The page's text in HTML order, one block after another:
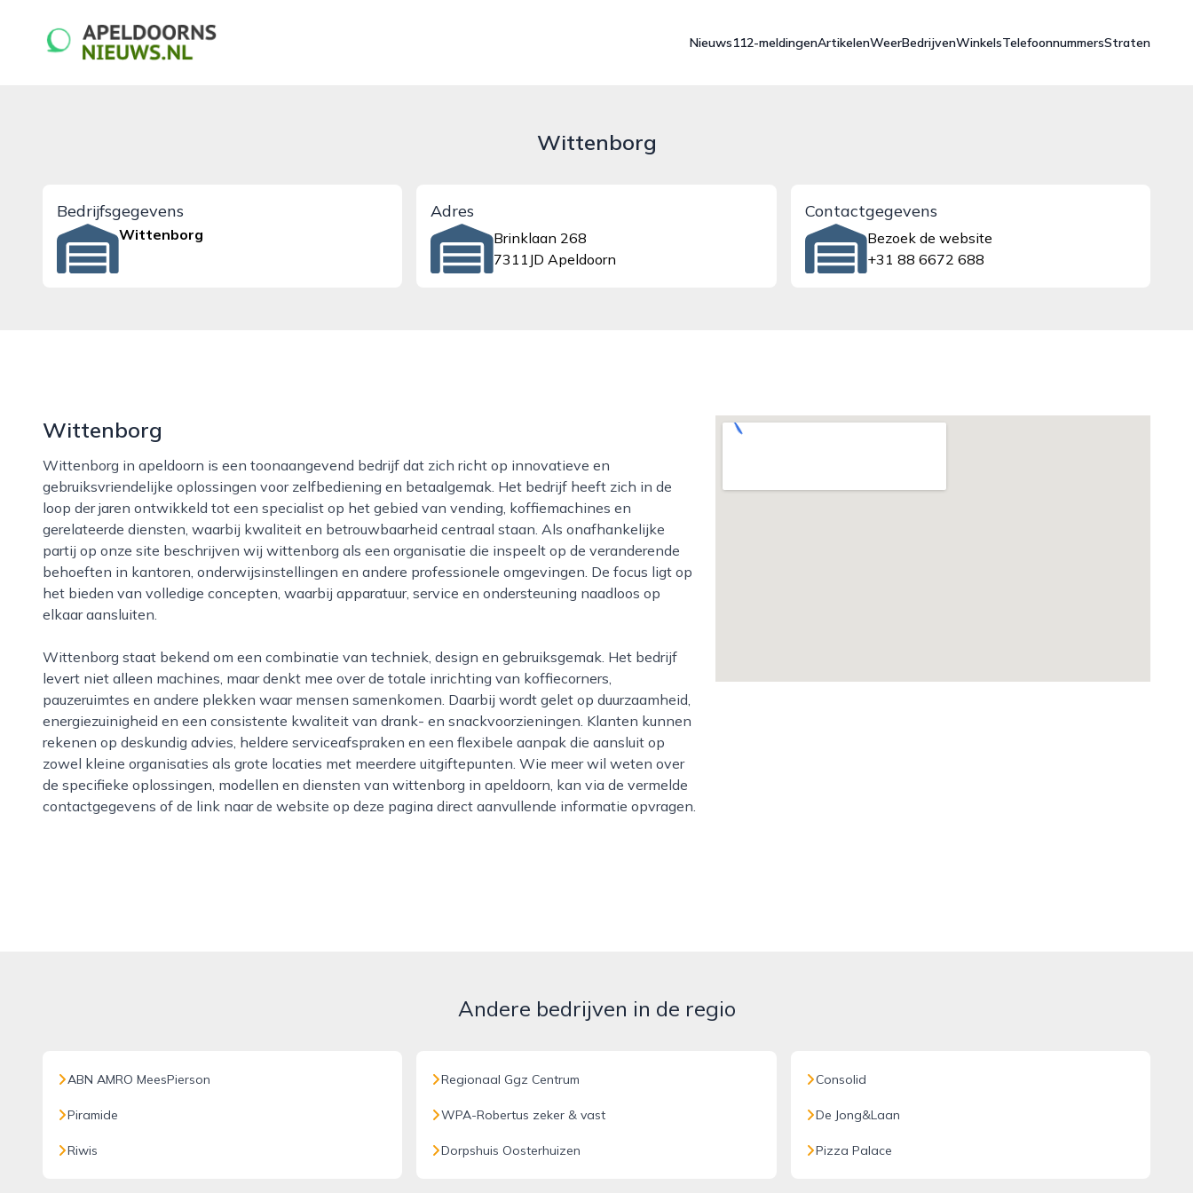
apeldoornsnieuws.nl
Nieuws112-meldingenArtikelenWeerBedrijvenWinkelsTelefoonnummersStraten
Wittenborg
Bedrijfsgegevens
Wittenborg
Adres
Brinklaan 268
7311JD Apeldoorn
Contactgegevens
Bezoek de website
+31 88 6672 688
Wittenborg
Wittenborg in apeldoorn is een toonaangevend bedrijf dat zich richt op innovatieve en
gebruiksvriendelijke oplossingen voor zelfbediening en betaalgemak. Het bedrijf heeft zich in de
loop der jaren ontwikkeld tot een specialist op het gebied van vending, koffiemachines en
gerelateerde diensten, waarbij kwaliteit en betrouwbaarheid centraal staan. Als onafhankelijke
partij op onze site beschrijven wij wittenborg als een organisatie die inspeelt op de veranderende
behoeften in kantoren, onderwijsinstellingen en andere professionele omgevingen. De focus ligt op
het bieden van volledige concepten, waarbij apparatuur, service en ondersteuning naadloos op
elkaar aansluiten.
Wittenborg staat bekend om een combinatie van techniek, design en gebruiksgemak. Het bedrijf
levert niet alleen machines, maar denkt mee over de totale inrichting van koffiecorners,
pauzeruimtes en andere plekken waar mensen samenkomen. Daarbij wordt gelet op duurzaamheid,
energiezuinigheid en een consistente kwaliteit van drank- en snackvoorzieningen. Klanten kunnen
rekenen op deskundig advies, heldere serviceafspraken en een flexibele aanpak die aansluit op
zowel kleine organisaties als grote locaties met meerdere uitgiftepunten. Wie meer wil weten over
de specifieke oplossingen, modellen en diensten van wittenborg in apeldoorn, kan via de vermelde
contactgegevens of de link naar de website op deze pagina direct aanvullende informatie opvragen.
Andere bedrijven in de regio
ABN AMRO MeesPierson
Piramide
Riwis
Regionaal Ggz Centrum
WPA-Robertus zeker & vast
Dorpshuis Oosterhuizen
Consolid
De Jong&Laan
Pizza Palace